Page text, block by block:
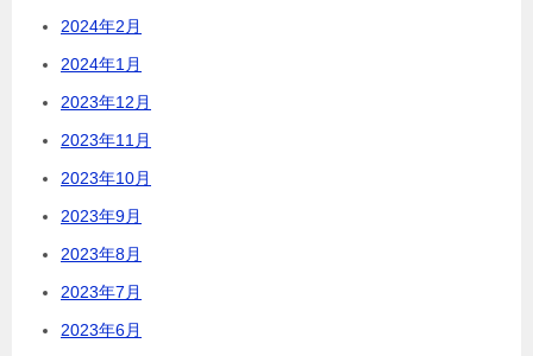
2024年2月
2024年1月
2023年12月
2023年11月
2023年10月
2023年9月
2023年8月
2023年7月
2023年6月